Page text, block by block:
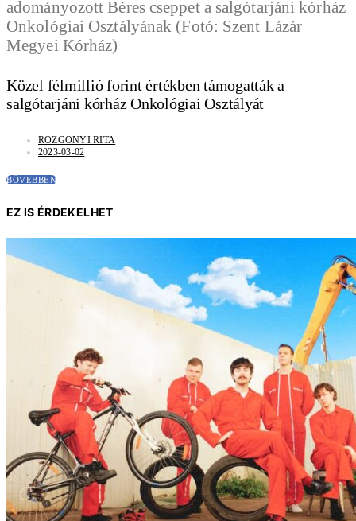
Közel félmillió forint értékben támogatták a
salgótarjáni kórház Onkológiai Osztályát
ROZGONYI RITA
2023-03-02
BŐVEBBEN
EZ IS ÉRDEKELHET